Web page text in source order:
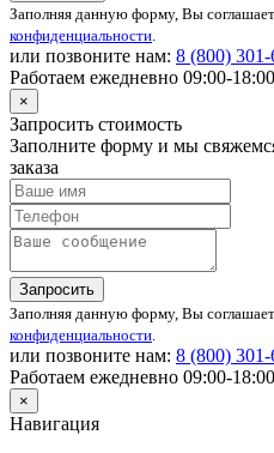
Заполняя данную форму, Вы
конфиденциальности.
или позвоните нам: 8 (800)
Работаем ежедневно 09:00-18:00
×
Запросить стоимость
Заполните форму и мы
заказа
Запросить
Заполняя данную форму, Вы
конфиденциальности.
или позвоните нам: 8 (800)
Работаем ежедневно 09:00-18:00
×
Навигация